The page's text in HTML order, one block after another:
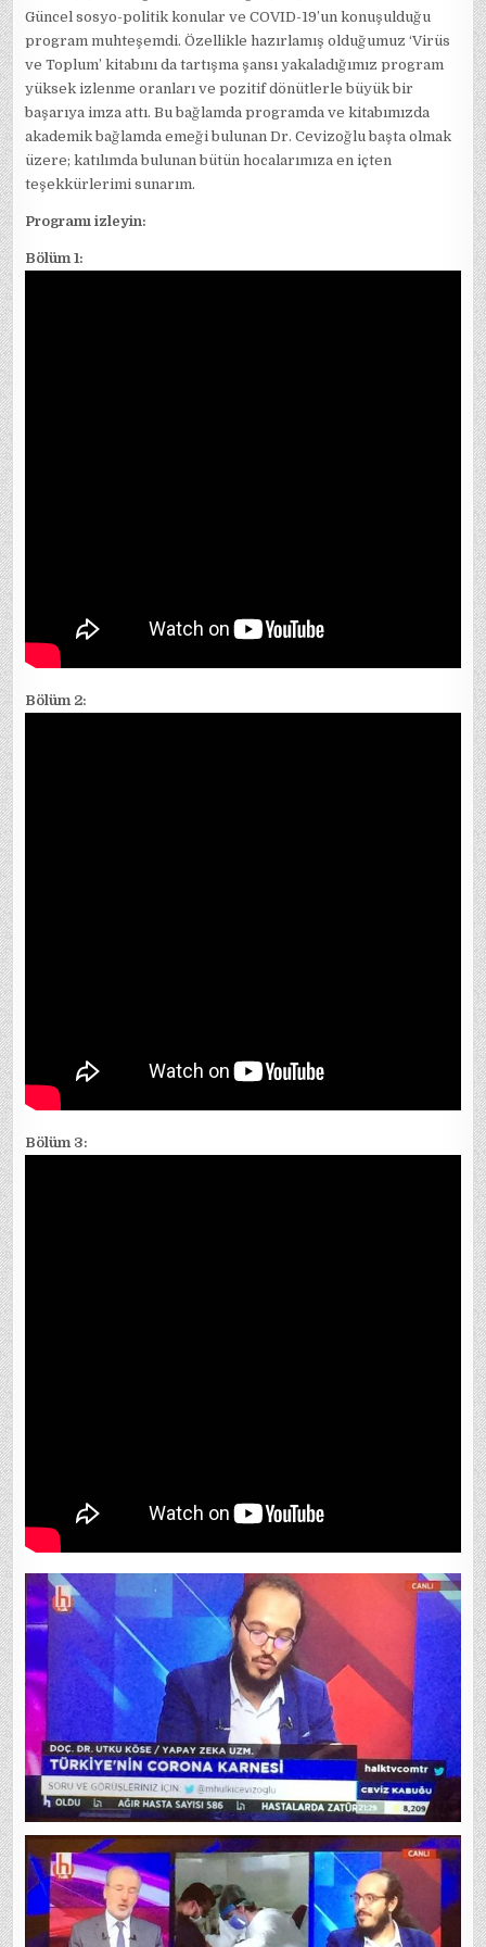
Güncel sosyo-politik konular ve COVID-19’un konuşulduğu
program muhteşemdi. Özellikle hazırlamış olduğumuz ‘Virüs
ve Toplum’ kitabını da tartışma şansı yakaladığımız program
yüksek izlenme oranları ve pozitif dönütlerle büyük bir
başarıya imza attı. Bu bağlamda programda ve kitabımızda
akademik bağlamda emeği bulunan Dr. Cevizoğlu başta olmak
üzere; katılımda bulunan bütün hocalarımıza en içten
teşekkürlerimi sunarım.
Programı izleyin:
Bölüm 1:
Bölüm 2:
Bölüm 3: